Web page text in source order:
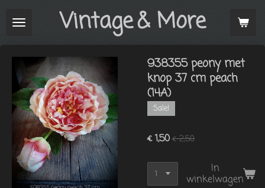
direct
hoofdinhoud
Vintage& More
938355 peony met
knop 37 cm peach
(14A)
Sale!
€ 1,50€ 2,50
In
winkelwagen